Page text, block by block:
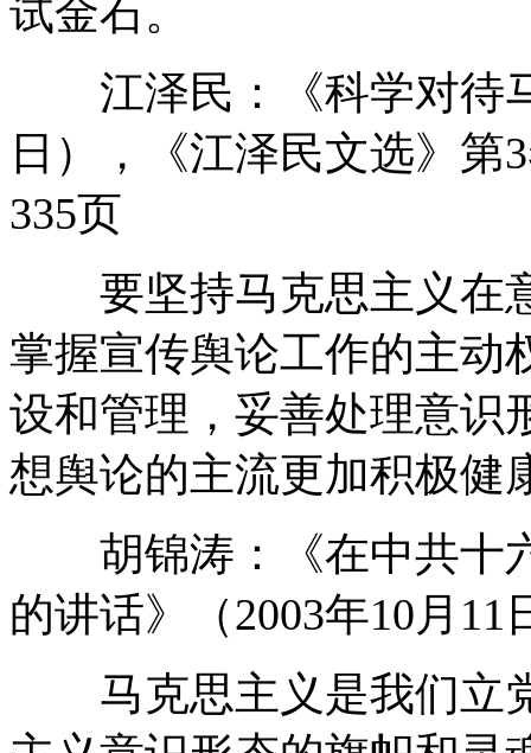
试金石。
江泽民：《科学对待马
日），《江泽民文选》第
335页
要坚持马克思主义在
掌握宣传舆论工作的主动
设和管理，妥善处理意识
想舆论的主流更加积极健
胡锦涛：《在中共十
的讲话》（2003年10月11
马克思主义是我们立